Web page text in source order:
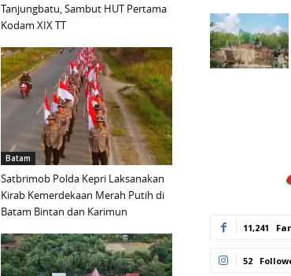
Tanjungbatu, Sambut HUT Pertama
Kodam XIX TT
Batam
Satbrimob Polda Kepri Laksanakan
Kirab Kemerdekaan Merah Putih di
Batam Bintan dan Karimun
11,241
52